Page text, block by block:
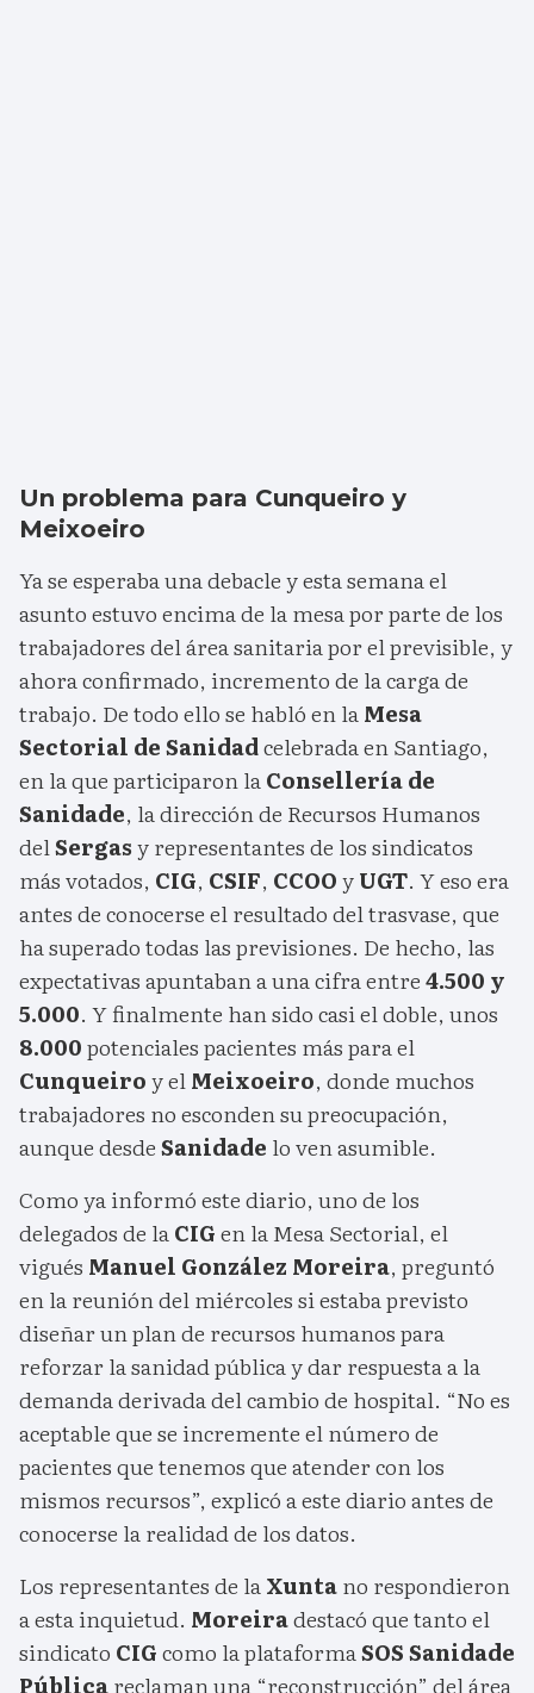
Un problema para Cunqueiro y
Meixoeiro
Ya se esperaba una debacle y esta semana el
asunto estuvo encima de la mesa por parte de los
trabajadores del área sanitaria por el previsible, y
ahora confirmado, incremento de la carga de
trabajo. De todo ello se habló en laMesa
Sectorial de Sanidadcelebrada en Santiago,
en la que participaron laConsellería de
Sanidade, la dirección de Recursos Humanos
delSergasy representantes de los sindicatos
más votados, CIG, CSIF, CCOOyUGT. Y eso era
antes de conocerse el resultado del trasvase, que
ha superado todas las previsiones. De hecho, las
expectativas apuntaban a una cifra entre4.500 y
5.000. Y finalmente han sido casi el doble, unos
8.000potenciales pacientes más para el
Cunqueiroy elMeixoeiro, donde muchos
trabajadores no esconden su preocupación,
aunque desdeSanidade lo ven asumible.
Como ya informó este diario, uno de los
delegados de laCIGen la Mesa Sectorial, el
vigués Manuel González Moreira, preguntó
en la reunión del miércoles si estaba previsto
diseñar un plan de recursos humanos para
reforzar la sanidad pública y dar respuesta a la
demanda derivada del cambio de hospital. “No es
aceptable que se incremente el número de
pacientes que tenemos que atender con los
mismos recursos”, explicó a este diario antes de
conocerse la realidad de los datos.
Los representantes de laXuntano respondieron
a esta inquietud. Moreiradestacó que tanto el
sindicato CIGcomo la plataformaSOS Sanidade
Públicareclaman una “reconstrucción” del área